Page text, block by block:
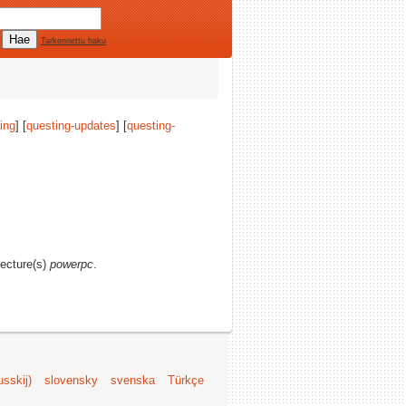
Tarkennettu haku
] [questing-updates] [questing-
powerpc.
slovensky svenska
Türkçe